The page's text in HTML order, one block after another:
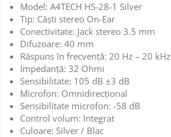
Model: A4TECH HS-28-1 Silver
Tip: Căști stereo On-Ear
Conectivitate: Jack stereo 3.5 mm
Difuzoare: 40 mm
Răspuns în frecvență: 20 Hz – 20 kHz
Impedanță: 32 Ohmi
Sensibilitate: 105 dB ±3 dB
Microfon: Omnidirecțional
Sensibilitate microfon: -58 dB
Control volum: Integrat
Culoare: Silver / Blac